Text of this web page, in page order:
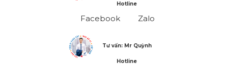
Hotline
Facebook Zalo
Tư vấn: Mr Quỳnh
Hotline